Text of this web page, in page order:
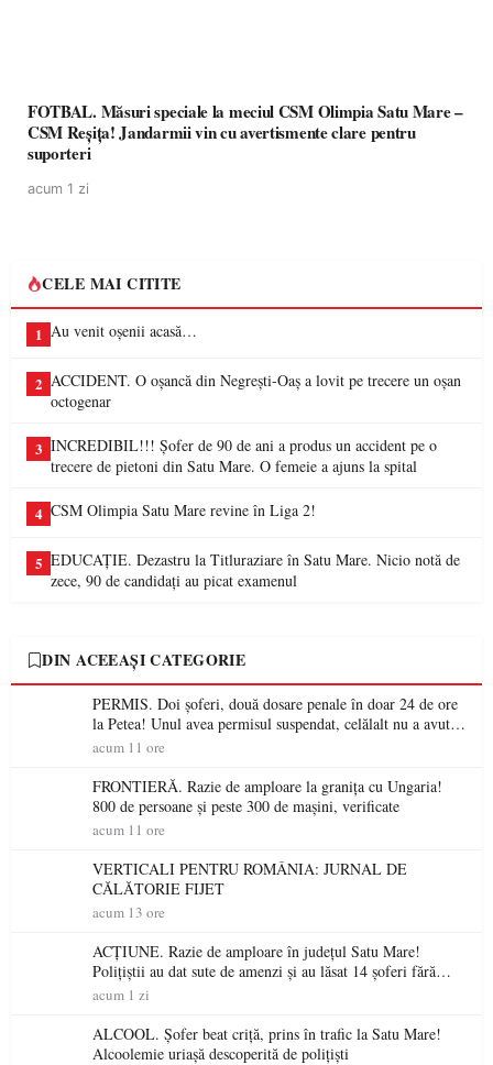
FOTBAL. Măsuri speciale la meciul CSM Olimpia Satu Mare –
CSM Reșița! Jandarmii vin cu avertismente clare pentru
suporteri
acum 1 zi
CELE MAI CITITE
1 Au venit oșenii acasă…
2 ACCIDENT. O oșancă din Negrești-Oaș a lovit pe trecere un oșan
octogenar
3 INCREDIBIL!!! Șofer de 90 de ani a produs un accident pe o
trecere de pietoni din Satu Mare. O femeie a ajuns la spital
4 CSM Olimpia Satu Mare revine în Liga 2!
5 EDUCAȚIE. Dezastru la Titluraziare în Satu Mare. Nicio notă de
zece, 90 de candidați au picat examenul
DIN ACEEAȘI CATEGORIE
PERMIS. Doi șoferi, două dosare penale în doar 24 de ore
la Petea! Unul avea permisul suspendat, celălalt nu a avut
niciodată permis
acum 11 ore
FRONTIERĂ. Razie de amploare la granița cu Ungaria!
800 de persoane și peste 300 de mașini, verificate
acum 11 ore
VERTICALI PENTRU ROMÂNIA: JURNAL DE
CĂLĂTORIE FIJET
acum 13 ore
ACȚIUNE. Razie de amploare în județul Satu Mare!
Polițiștii au dat sute de amenzi și au lăsat 14 șoferi fără
permis într-o singură zi
acum 1 zi
ALCOOL. Șofer beat criță, prins în trafic la Satu Mare!
Alcoolemie uriașă descoperită de polițiști